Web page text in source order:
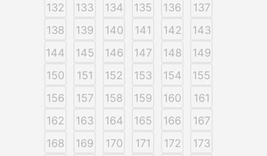
132
133 134 135 136
137
138
139 140 141 142
143
144
145 146 147 148
149
150
151 152 153 154
155
156
157 158 159 160
161
162
163 164 165 166
167
168
169 170 171 172
173